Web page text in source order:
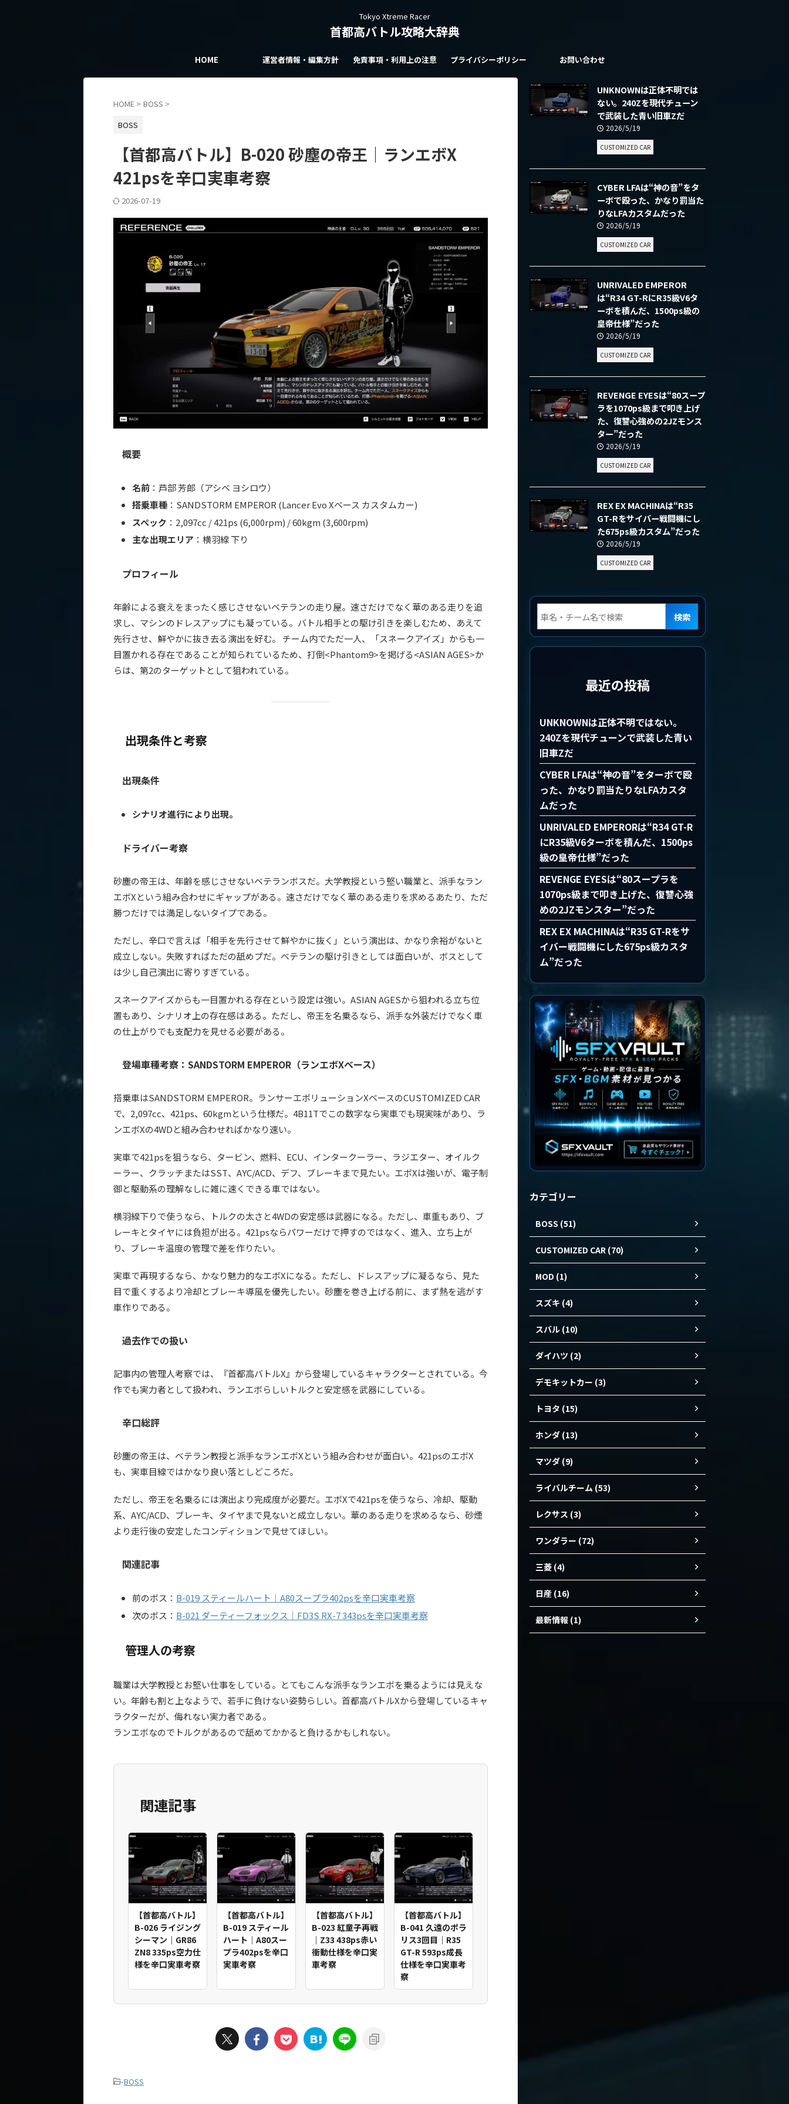
Tokyo Xtreme Racer
首都高バトル攻略大辞典
HOME 運営者情報・編集方針 免責事項・利用上の注意 プライバシーポリシー お問い合わせ
HOME > BOSS >
BOSS
【首都高バトル】B-020 砂塵の帝王｜ランエボX
421psを辛口実車考察
2026-07-19
概要
名前 ：芦部 芳郎（アシベ ヨシロウ）
搭乗車種 ：SANDSTORM EMPEROR (Lancer Evo Xベース カスタムカー)
スペック ：2,097cc / 421ps (6,000rpm) / 60kgm (3,600rpm)
主な出現エリア ：横羽線 下り
プロフィール
年齢による衰えをまったく感じさせないベテランの走り屋。速さだけでなく華のある走りを追
求し、マシンのドレスアップにも凝っている。バトル相手との駆け引きを楽しむため、あえて
先行させ、鮮やかに抜き去る演出を好む。 チーム内でただ一人、「スネークアイズ」からも一
目置かれる存在であることが知られているため、打倒<Phantom9>を掲げる<ASIAN AGES>か
らは、第2のターゲットとして狙われている。
出現条件と考察
出現条件
シナリオ進行により出現。
ドライバー考察
砂塵の帝王は、年齢を感じさせないベテランボスだ。大学教授という堅い職業と、派手なラン
エボXという組み合わせにギャップがある。速さだけでなく華のある走りを求めるあたり、ただ
勝つだけでは満足しないタイプである。
ただし、辛口で言えば「相手を先行させて鮮やかに抜く」という演出は、かなり余裕がないと
成立しない。失敗すればただの舐めプだ。ベテランの駆け引きとしては面白いが、ボスとして
は少し自己演出に寄りすぎている。
スネークアイズからも一目置かれる存在という設定は強い。ASIAN AGESから狙われる立ち位
置もあり、シナリオ上の存在感はある。ただし、帝王を名乗るなら、派手な外装だけでなく車
の仕上がりでも支配力を見せる必要がある。
登場車種考察：SANDSTORM EMPEROR（ランエボXベース）
搭乗車はSANDSTORM EMPEROR。ランサーエボリューションXベースのCUSTOMIZED CAR
で、2,097cc、421ps、60kgmという仕様だ。4B11Tでこの数字なら実車でも現実味があり、ラ
ンエボXの4WDと組み合わせればかなり速い。
実車で421psを狙うなら、タービン、燃料、ECU、インタークーラー、ラジエター、オイルク
ーラー、クラッチまたはSST、AYC/ACD、デフ、ブレーキまで見たい。エボXは強いが、電子制
御と駆動系の理解なしに雑に速くできる車ではない。
横羽線下りで使うなら、トルクの太さと4WDの安定感は武器になる。ただし、車重もあり、ブ
レーキとタイヤには負担が出る。421psならパワーだけで押すのではなく、進入、立ち上が
り、ブレーキ温度の管理で差を作りたい。
実車で再現するなら、かなり魅力的なエボXになる。ただし、ドレスアップに凝るなら、見た
目で重くするより冷却とブレーキ導風を優先したい。砂塵を巻き上げる前に、まず熱を逃がす
車作りである。
過去作での扱い
記事内の管理人考察では、『首都高バトルX』から登場しているキャラクターとされている。今
作でも実力者として扱われ、ランエボらしいトルクと安定感を武器にしている。
辛口総評
砂塵の帝王は、ベテラン教授と派手なランエボXという組み合わせが面白い。421psのエボX
も、実車目線ではかなり良い落としどころだ。
ただし、帝王を名乗るには演出より完成度が必要だ。エボXで421psを使うなら、冷却、駆動
系、AYC/ACD、ブレーキ、タイヤまで見ないと成立しない。華のある走りを求めるなら、砂煙
より走行後の安定したコンディションで見せてほしい。
関連記事
前のボス： B-019 スティールハート｜A80スープラ402psを辛口実車考察
次のボス： B-021 ダーティーフォックス｜FD3S RX-7 343psを辛口実車考察
管理人の考察
職業は大学教授とお堅い仕事をしている。とてもこんな派手なランエボを乗るようには見えな
い。年齢も割と上なようで、若手に負けない姿勢らしい。首都高バトルXから登場しているキャ
ラクターだが、侮れない実力者である。
ランエボなのでトルクがあるので舐めてかかると負けるかもしれない。
関連記事
【首都高バトル】
B-026 ライジング
シーマン｜GR86
ZN8 335ps空力仕
様を辛口実車考察
【首都高バトル】
B-019 スティール
ハート｜A80スー
プラ402psを辛口
実車考察
【首都高バトル】
B-023 紅童子再戦
｜Z33 438ps赤い
衝動仕様を辛口実
車考察
【首都高バトル】
B-041 久遠のポラ
リス3回目｜R35
GT-R 593ps成長
仕様を辛口実車考
察
-BOSS
UNKNOWNは正体不明では
ない。240Zを現代チューン
で武装した青い旧車Zだ
2026/5/19
CUSTOMIZED CAR
CYBER LFAは“神の音”をタ
ーボで殴った、かなり罰当た
りなLFAカスタムだった
2026/5/19
CUSTOMIZED CAR
UNRIVALED EMPEROR
は“R34 GT-RにR35級V6タ
ーボを積んだ、1500ps級の
皇帝仕様”だった
2026/5/19
CUSTOMIZED CAR
REVENGE EYESは“80スープ
ラを1070ps級まで叩き上げ
た、復讐心強めの2JZモンス
ター”だった
2026/5/19
CUSTOMIZED CAR
REX EX MACHINAは“R35
GT-Rをサイバー戦闘機にし
た675ps級カスタム”だった
2026/5/19
CUSTOMIZED CAR
検索
最近の投稿
UNKNOWNは正体不明ではない。
240Zを現代チューンで武装した青い
旧車Zだ
CYBER LFAは“神の音”をターボで殴
った、かなり罰当たりなLFAカスタ
ムだった
UNRIVALED EMPERORは“R34 GT-R
にR35級V6ターボを積んだ、1500ps
級の皇帝仕様”だった
REVENGE EYESは“80スープラを
1070ps級まで叩き上げた、復讐心強
めの2JZモンスター”だった
REX EX MACHINAは“R35 GT-Rをサ
イバー戦闘機にした675ps級カスタ
ム”だった
カテゴリー
BOSS (51)
CUSTOMIZED CAR (70)
MOD (1)
スズキ (4)
スバル (10)
ダイハツ (2)
デモキットカー (3)
トヨタ (15)
ホンダ (13)
マツダ (9)
ライバルチーム (53)
レクサス (3)
ワンダラー (72)
三菱 (4)
日産 (16)
最新情報 (1)